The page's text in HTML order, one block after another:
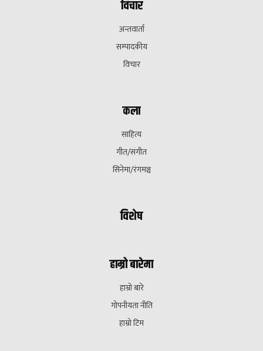
विचार
अन्तवार्ता
सम्पादकीय
विचार
कला
साहित्य
गीत/संगीत
सिनेमा/रंगमञ्च
विशेष
हाम्रो बारेमा
हाम्रो बारे
गोपनीयता नीति
हाम्रो टिम